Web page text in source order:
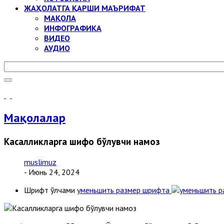
ЖАҲОЛАТГА ҚАРШИ МАЪРИФАТ
МАҚОЛА
ИНФОГРАФИКА
ВИДЕО
АУДИО
Мақолалар
Касалликларга шифо бўлувчи намоз
muslimuz
- Июнь 24, 2024
Шрифт ўлчами уменьшить размер шрифта